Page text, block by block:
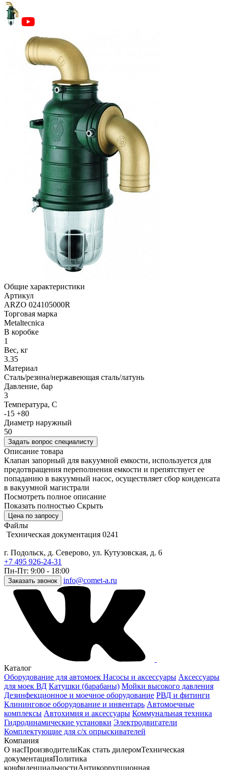
Общие характеристики
Артикул
ARZO 024105000R
Торговая марка
Metaltecnica
В коробке
1
Вес, кг
3.35
Материал
Cталь/резина/нержавеющая сталь/латунь
Давление, бар
3
Температура, C
-15 +80
Диаметр наружный
50
Задать вопрос специалисту
Описание товара
Клапан запорный для вакуумной емкости, используется для
предотвращения переполнения емкости и препятствует ее
попаданию в вакуумный насос, осуществляет сбор конденсата
в вакуумной магистрали
Посмотреть полное описание
Показать полностью Скрыть
Цена по запросу
Файлы
Техническая документация 0241
г. Подольск, д. Северово, ул. Кутузовская, д. 6
+7 495 926-24-31
Пн-Пт: 9:00 - 18:00
Заказать звонок info@comet-a.ru
Каталог
Оборудование для автомоек Насосы и аксессуары Аксессуары
для моек ВД Катушки (барабаны) Мойки высокого давления
Дезинфекционное и моечное оборудование РВД и фитинги
Клининговое оборудование и инвентарь Автомоечные
комплексы Автохимия и аксессуары Коммунальная техника
Гидродинамические установки Электродвигатели
Комплектующие для с/х опрыскивателей
Компания
О насПроизводителиКак стать дилеромТехническая
документацияПолитика
конфиденциальностиАнтикоррупционная